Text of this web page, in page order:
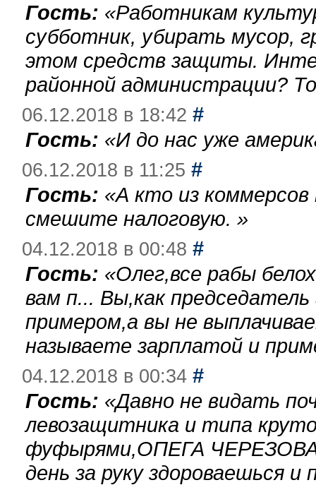
Гость: «Работникам
субботник, убирать мусор,
этом средств защиты.
районной администрации?
06.12.2018 в 18:42 #
Гость: «И до нас уже
06.12.2018 в 11:25 #
Гость: «А кто из
смешите налоговую. »
04.12.2018 в 00:48 #
Гость: «Олег,все рабы
вам п... Вы,как
примером,а вы не
называете зарплатой и
04.12.2018 в 00:34 #
Гость: «Давно не видать
левозащитника и типа
фуфырями,ОПЕГА
день за руку здороваешься